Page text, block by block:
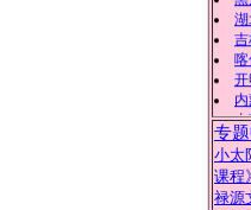
黑
喀
专
小太
课程
禄源